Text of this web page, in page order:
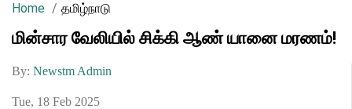
Home தமிழ்நாடு
மின்சார வேலியில் சிக்கி ஆண் யானை மரணம்!
By: Newstm Admin
Tue, 18 Feb 2025